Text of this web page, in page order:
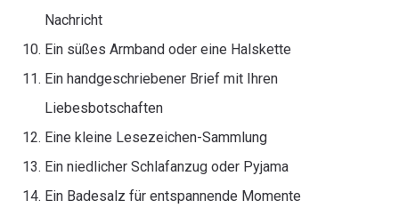
Nachricht
Ein süßes Armband oder eine Halskette
Ein handgeschriebener Brief mit Ihren
Liebesbotschaften
Eine kleine Lesezeichen-Sammlung
Ein niedlicher Schlafanzug oder Pyjama
Ein Badesalz für entspannende Momente